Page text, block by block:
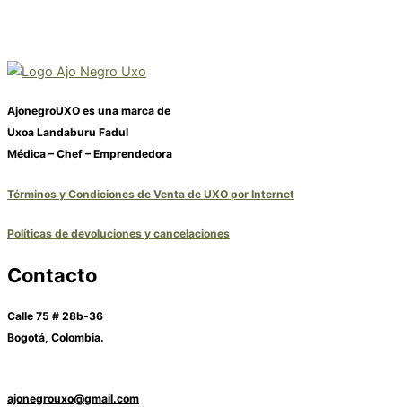
AjonegroUXO es una marca de
Uxoa Landaburu Fadul
Médica – Chef – Emprendedora
Términos y Condiciones de Venta de UXO por Internet
Políticas de devoluciones y cancelaciones
Contacto
Calle 75 # 28b-36
Bogotá, Colombia.
ajonegrouxo@gmail.com